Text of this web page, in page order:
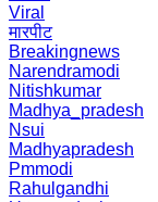
Viral
मारपीट
Breakingnews
Narendramodi
Nitishkumar
Madhya_pradesh
Nsui
Madhyapradesh
Pmmodi
Rahulgandhi